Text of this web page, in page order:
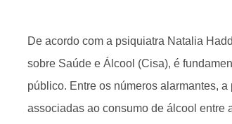
De acordo com a psiquiatra Natalia
sobre Saúde e Álcool (Cisa), é
público. Entre os números alarmantes,
associadas ao consumo de álcool entre